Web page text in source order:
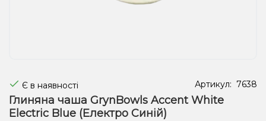
Є в наявності Артикул: 7638
Глиняна чаша GrynBowls Accent White
Electric Blue (Електро Синій)